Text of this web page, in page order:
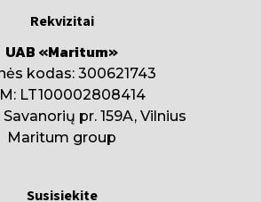
Rekvizitai
UAB «Maritum»
kodas: 300621743
LT100002808414
pr. 159A, Vilnius
Maritum group
Susisiekite